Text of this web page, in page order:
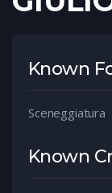
Known
Sceneggiatura
Known